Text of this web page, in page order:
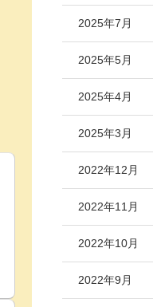
2025年7月
2025年5月
2025年4月
2025年3月
2022年12月
2022年11月
2022年10月
2022年9月